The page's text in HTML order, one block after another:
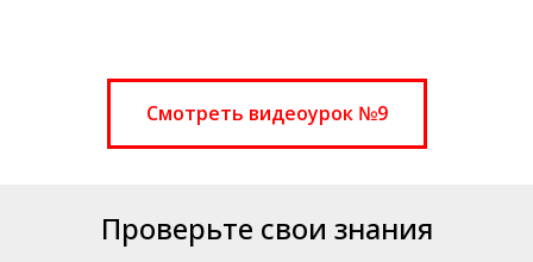
Смотреть видеоурок №9
Проверьте свои знания